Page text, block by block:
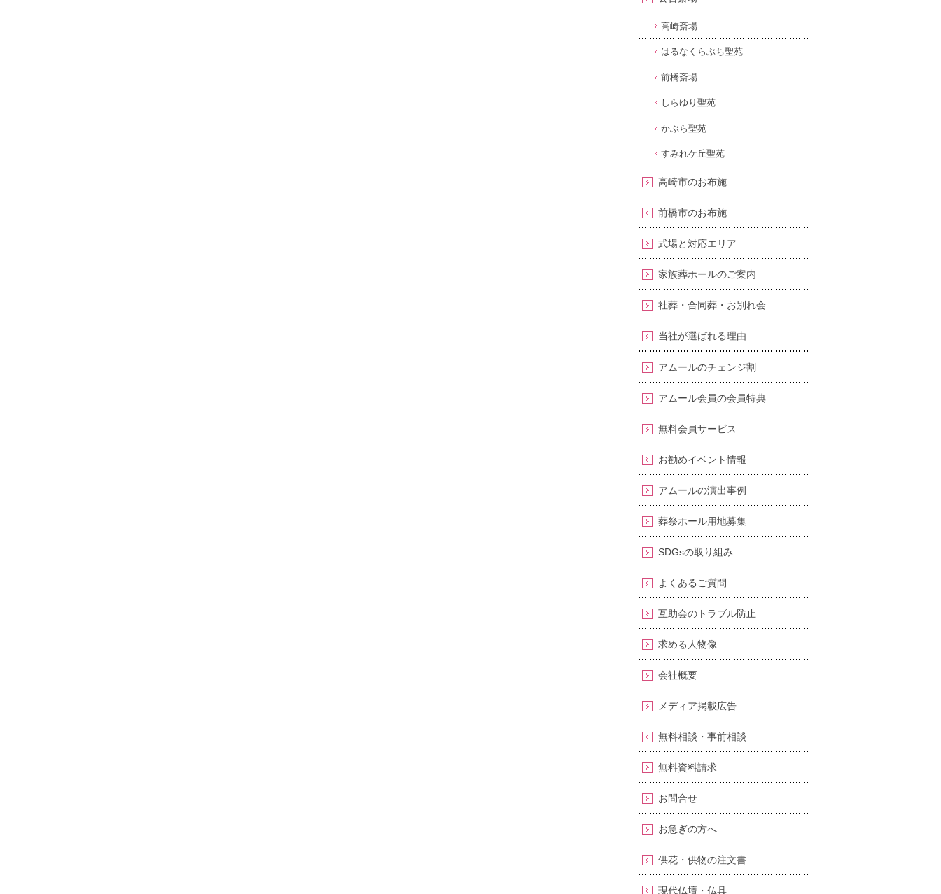
高崎斎場
はるなくらぶち聖苑
前橋斎場
しらゆり聖苑
かぶら聖苑
すみれケ丘聖苑
高崎市のお布施
前橋市のお布施
式場と対応エリア
家族葬ホールのご案内
社葬・合同葬・お別れ会
当社が選ばれる理由
アムールのチェンジ割
アムール会員の会員特典
無料会員サービス
お勧めイベント情報
アムールの演出事例
葬祭ホール用地募集
SDGsの取り組み
よくあるご質問
互助会のトラブル防止
求める人物像
会社概要
メディア掲載広告
無料相談・事前相談
無料資料請求
お問合せ
お急ぎの方へ
供花・供物の注文書
現代仏壇・仏具